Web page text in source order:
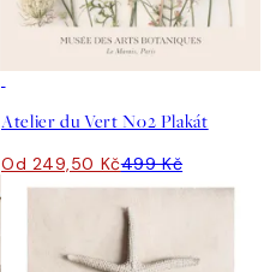
Atelier du Vert No2 Plakát
Od 249,50 Kč499 Kč